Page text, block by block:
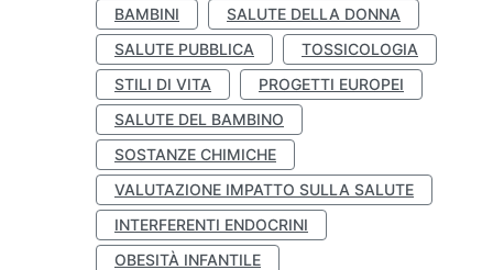
BAMBINI
SALUTE DELLA DONNA
SALUTE PUBBLICA
TOSSICOLOGIA
STILI DI VITA
PROGETTI EUROPEI
SALUTE DEL BAMBINO
SOSTANZE CHIMICHE
VALUTAZIONE IMPATTO SULLA SALUTE
INTERFERENTI ENDOCRINI
OBESITÀ INFANTILE